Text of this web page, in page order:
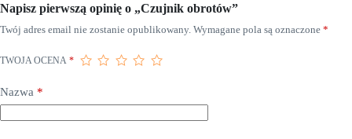
Napisz pierwszą opinię o „Czujnik obrotów”
Twój adres email nie zostanie opublikowany. Wymagane pola są oznaczone *
TWOJA OCENA *
Nazwa *